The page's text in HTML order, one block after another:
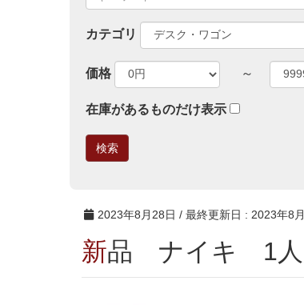
カテゴリ
価格 ～
在庫があるものだけ表示
2023年8月28日 / 最終更新日 : 2023年8
新品 ナイキ 1